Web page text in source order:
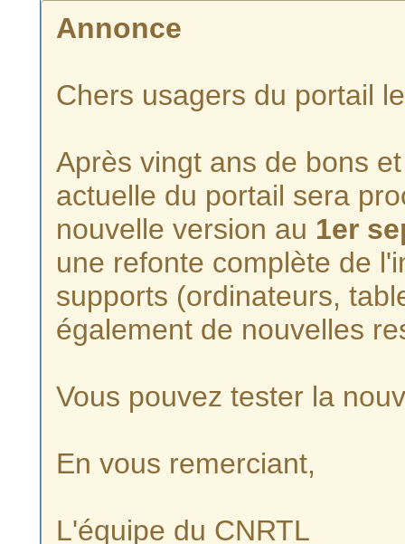
Annonce
Chers usagers du portail
Après vingt ans de bons
actuelle du portail sera
nouvelle version au 1er
une refonte complète de
supports (ordinateurs,
également de nouvelles
Vous pouvez tester la
En vous remerciant,
L'équipe du CNRTL